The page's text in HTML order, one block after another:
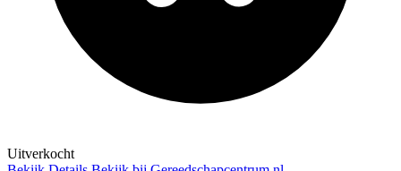
Uitverkocht